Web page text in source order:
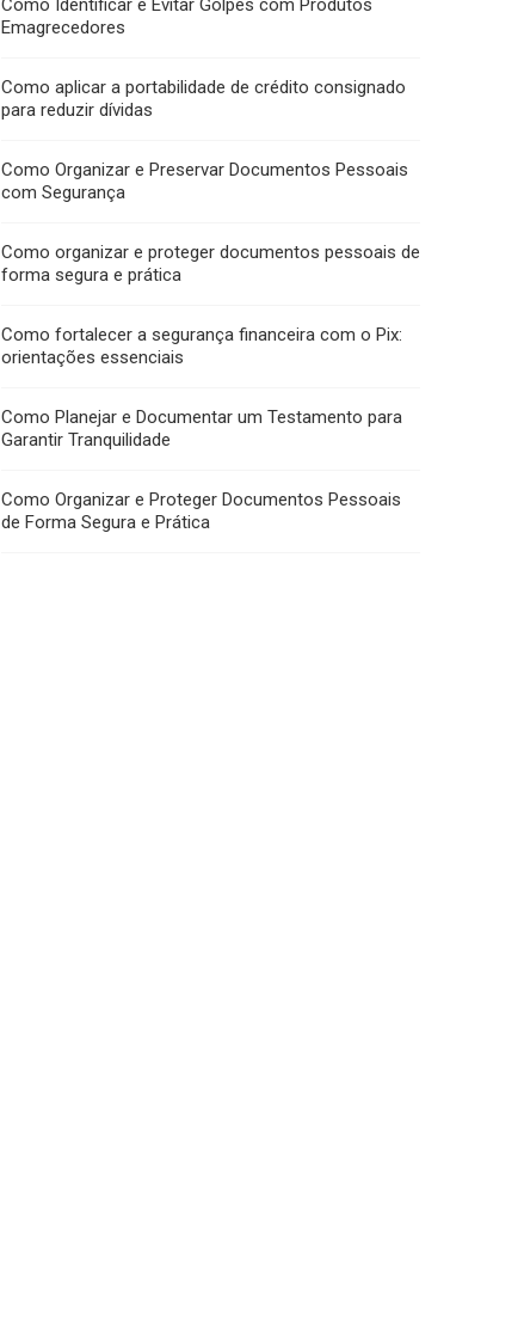
Como Identificar e Evitar Golpes com Produtos
Emagrecedores
Como aplicar a portabilidade de crédito consignado
para reduzir dívidas
Como Organizar e Preservar Documentos Pessoais
com Segurança
Como organizar e proteger documentos pessoais de
forma segura e prática
Como fortalecer a segurança financeira com o Pix:
orientações essenciais
Como Planejar e Documentar um Testamento para
Garantir Tranquilidade
Como Organizar e Proteger Documentos Pessoais
de Forma Segura e Prática